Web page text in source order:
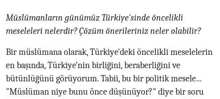
Müslümanların günümüz Türkiye'sinde öncelikli
meseleleri nelerdir? Çözüm önerileriniz neler olabilir?
Bir müslümana olarak, Türkiye'deki öncelikli meselelerin
en başında, Türkiye'nin birliğini, beraberliğini ve
bütünlüğünü görüyorum. Tabii, bu bir politik mesele...
"Müslüman niye bunu önce düşünüyor?" diye bir soru